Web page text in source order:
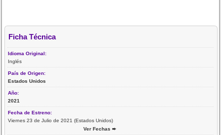
Ficha Técnica
Idioma Original:
Inglés
País de Origen:
Estados Unidos
Año:
2021
Fecha de Estreno:
Viernes 23 de Julio de 2021 (Estados Unidos)
Ver Fechas ➨